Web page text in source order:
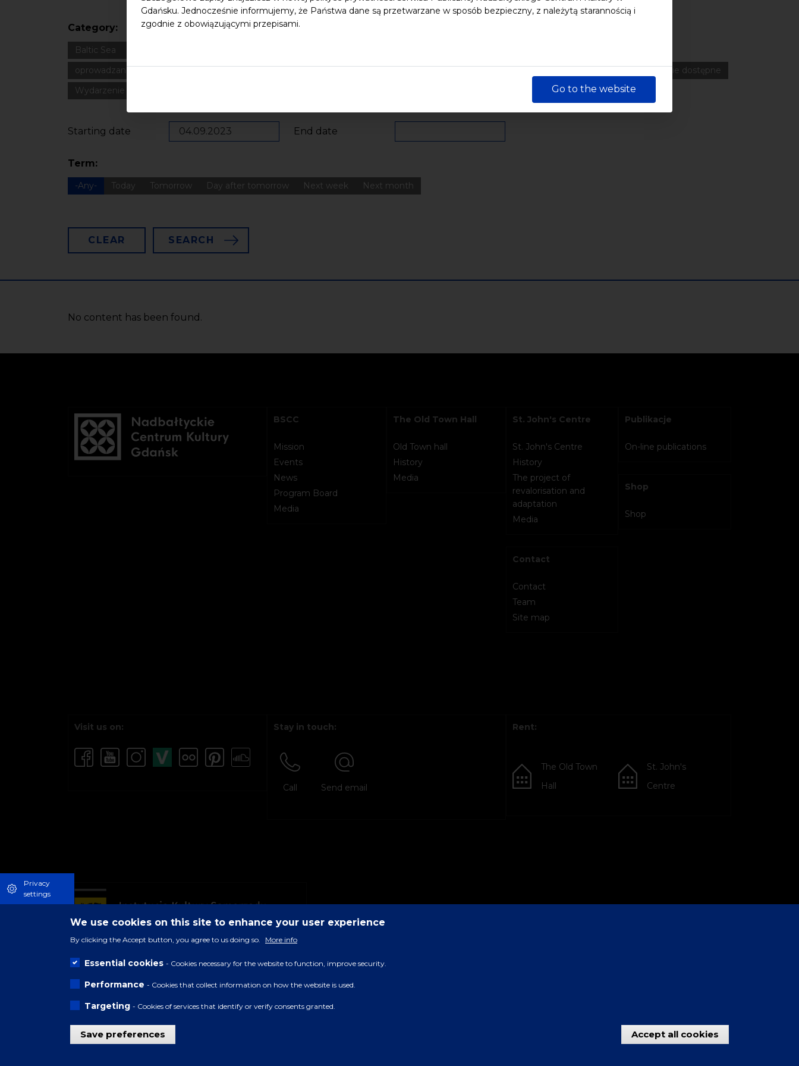
Gdańsku. Jednocześnie informujemy, że Państwa dane są przetwarzane w sposób bezpieczny, z należytą starannością i
zgodnie z obowiązującymi przepisami.
Go to the website
Category:
Baltic Sea
oprowadzanie
oświadczenie Podcast Pomerania Pomorze Warsztaty wydarzenia bezpłatne wydarzenia płatne
wydarzenie dostępne
Wydarzenie zewnętrzne
Starting date End date
Term:
-Any- Today Tomorrow Day after tomorrow Next week Next month
CLEAR SEARCH
No content has been found.
BSCC
Mission
Events
News
Program Board
Media
The Old Town Hall
Old Town hall
History
Media
St. John's Centre
St. John's Centre
History
The project of
revalorisation and
adaptation
Media
Contact
Contact
Team
Site map
Publikacje
On-line publications
Shop
Shop
Visit us on: Stay in touch:
Call Send email
Rent:
The Old Town
Hall
St. John's
Centre
Privacy
settings
We use cookies on this site to enhance your user experience
By clicking the Accept button, you agree to us doing so. More info
Essential cookies - Cookies necessary for the website to function, improve security.
Performance - Cookies that collect information on how the website is used.
Targeting - Cookies of services that identify or verify consents granted.
Save preferences
Accept all cookies